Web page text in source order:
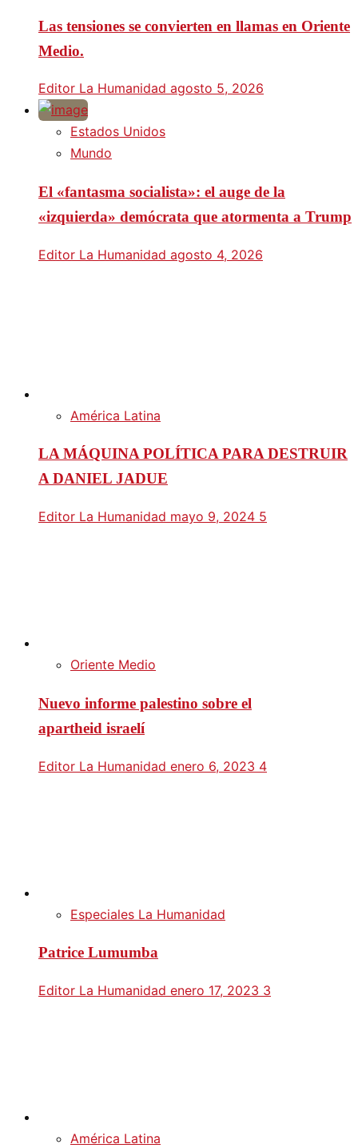
Las tensiones se convierten en llamas en Oriente
Medio.
Editor La Humanidad agosto 5, 2026
Estados Unidos
Mundo
El «fantasma socialista»: el auge de la
«izquierda» demócrata que atormenta a Trump
Editor La Humanidad agosto 4, 2026
América Latina
LA MÁQUINA POLÍTICA PARA DESTRUIR
A DANIEL JADUE
Editor La Humanidad mayo 9, 2024 5
Oriente Medio
Nuevo informe palestino sobre el
apartheid israelí
Editor La Humanidad enero 6, 2023 4
Especiales La Humanidad
Patrice Lumumba
Editor La Humanidad enero 17, 2023 3
América Latina